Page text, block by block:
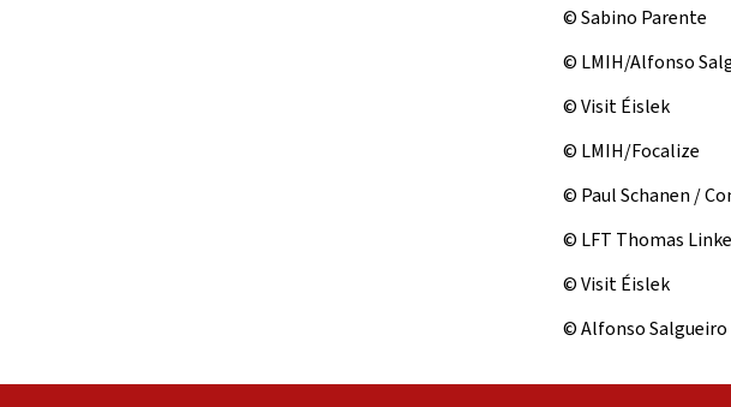
© Sabino Parente
© LMIH/Alfonso
© Visit Éislek
© LMIH/Focalize
© Paul Schanen /
© LFT Thomas
© Visit Éislek
© Alfonso Salgueiro